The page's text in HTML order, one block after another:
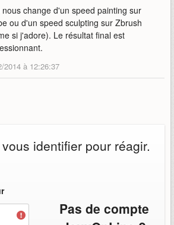
nous change d'un speed painting sur
ou d'un speed sculpting sur Zbrush
si j'adore). Le résultat final est
2014 à 12:26:37
identifier pour réagir.
Pas de compte